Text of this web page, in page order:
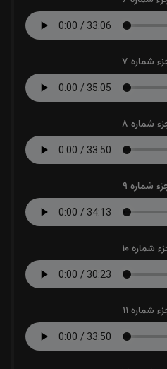
شماره 7
شماره 8
شماره 9
شماره 10
شماره 11